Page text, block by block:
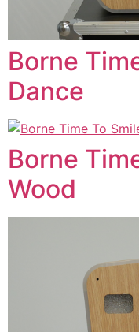
Borne
Dance
Borne
Wood